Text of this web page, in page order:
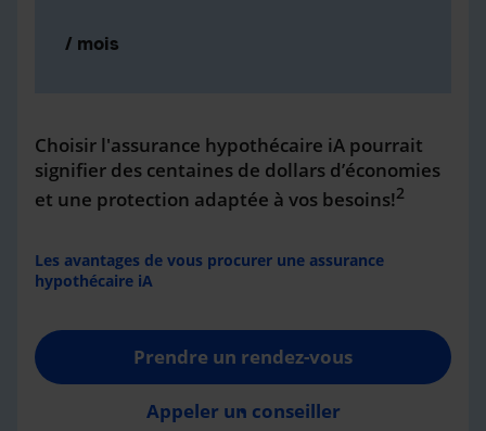
/ mois
Choisir l'assurance hypothécaire iA pourrait
signifier des centaines de dollars d’économies
et une protection adaptée à vos besoins!2
Les avantages de vous procurer une assurance
hypothécaire iA
Prendre un rendez-vous
Appeler un conseiller